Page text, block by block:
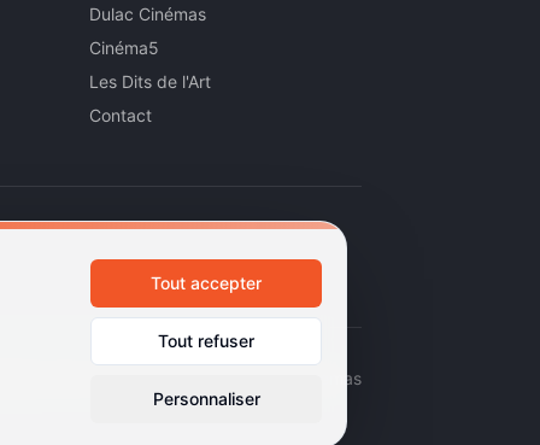
Dulac Cinémas
Cinéma5
Les Dits de l'Art
Contact
d'art et d'essai · Labels Europa Cinemas
Tout accepter
Tout refuser
Personnaliser